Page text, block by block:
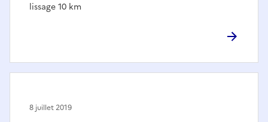
lissage 10 km
8 juillet 2019